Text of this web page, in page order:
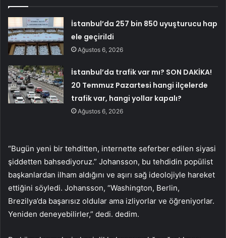
İstanbul’da 257 bin 850 uyuşturucu hap
ele geçirildi
Ağustos 6, 2026
İstanbul’da trafik var mı? SON DAKİKA!
20 Temmuz Pazartesi hangi ilçelerde
trafik var, hangi yollar kapalı?
Ağustos 6, 2026
“Bugün yeni bir tehditten, internette seferber edilen siyasi
şiddetten bahsediyoruz.” Johansson, bu tehdidin popülist
başkanlardan ilham aldığını ve aşırı sağ ideolojiyle hareket
ettiğini söyledi. Johansson, “Washington, Berlin,
Brezilya’da başarısız oldular ama izliyorlar ve öğreniyorlar.
Yeniden deneyebilirler,” dedi. dedim.